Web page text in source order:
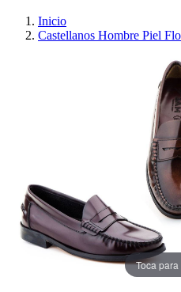
Inicio
Castellanos Hombre Piel
Toca